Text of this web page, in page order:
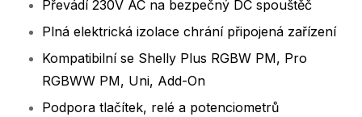
Převádí 230V AC na bezpečný DC spouštěč
Plná elektrická izolace chrání připojená zařízení
Kompatibilní se Shelly Plus RGBW PM, Pro
RGBWW PM, Uni, Add-On
Podpora tlačítek, relé a potenciometrů